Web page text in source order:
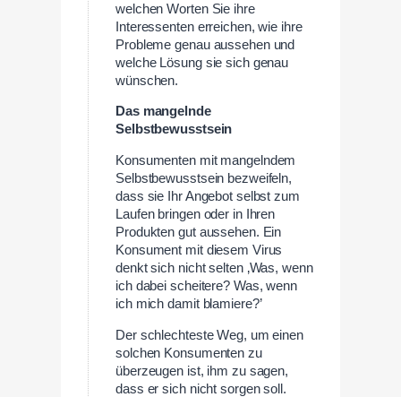
welchen Worten Sie ihre
Interessenten erreichen, wie ihre
Probleme genau aussehen und
welche Lösung sie sich genau
wünschen.
Das mangelnde
Selbstbewusstsein
Konsumenten mit mangelndem
Selbstbewusstsein bezweifeln,
dass sie Ihr Angebot selbst zum
Laufen bringen oder in Ihren
Produkten gut aussehen. Ein
Konsument mit diesem Virus
denkt sich nicht selten ‚Was, wenn
ich dabei scheitere? Was, wenn
ich mich damit blamiere?’
Der schlechteste Weg, um einen
solchen Konsumenten zu
überzeugen ist, ihm zu sagen,
dass er sich nicht sorgen soll.